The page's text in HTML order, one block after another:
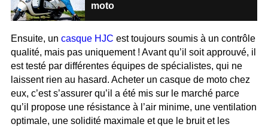
moto
Ensuite, un casque HJC est toujours soumis à un contrôle
qualité, mais pas uniquement ! Avant qu’il soit approuvé, il
est testé par différentes équipes de spécialistes, qui ne
laissent rien au hasard. Acheter un casque de moto chez
eux, c’est s’assurer qu’il a été mis sur le marché parce
qu’il propose une résistance à l’air minime, une ventilation
optimale, une solidité maximale et que le bruit et les